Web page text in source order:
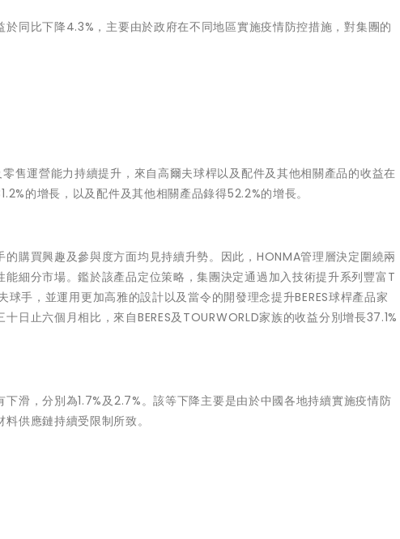
同比下降4.3%，主要由於政府在不同地區實施疫情防控措施，對集團的
售運營能力持續提升，來自高爾夫球桿以及配件及其他相關產品的收益在
的增長，以及配件及其他相關產品錄得52.2%的增長。
購買興趣及參與度方面均見持續升勢。因此，HONMA管理層決定圍繞兩
細分市場。鑑於該產品定位策略，集團決定通過加入技術提升系列豐富T
手，並運用更加高雅的設計以及當令的開發理念提升BERES球桿產品家
日止六個月相比，來自BERES及TOURWORLD家族的收益分別增長37.1%
滑，分別為1.7%及2.7%。該等下降主要是由於中國各地持續實施疫情防
供應鏈持續受限制所致。